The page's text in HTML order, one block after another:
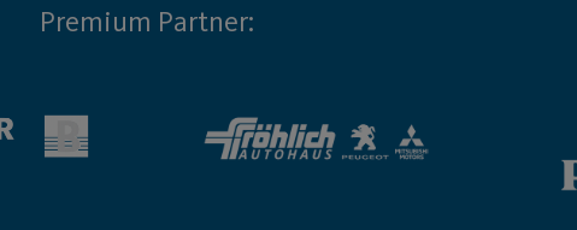
Premium Partner: